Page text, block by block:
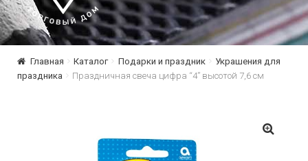
Главная Каталог Подарки и праздник
Украшения для
праздника
Праздничная свеча цифра “4” высотой 7,6 см